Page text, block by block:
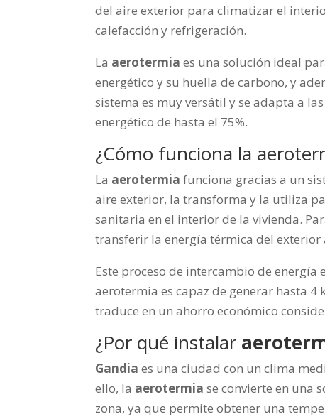
del aire exterior para climatizar el
calefacción y refrigeración.
La aerotermia es una solución ideal
energético y su huella de carbono, y
sistema es muy versátil y se adapta a
energético de hasta el 75%.
¿Cómo funciona la
La aerotermia funciona gracias a un
aire exterior, la transforma y la utiliza
sanitaria en el interior de la vivienda.
transferir la energía térmica del
Este proceso de intercambio de
aerotermia es capaz de generar hasta 4
traduce en un ahorro económico
¿Por qué instalar
Gandia es una ciudad con un clima
ello, la aerotermia se convierte en una
zona, ya que permite obtener una